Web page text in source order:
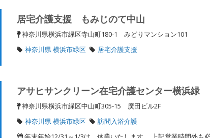
居宅介護支援 もみじのて中山
神奈川県横浜市緑区寺山町180-1 みどりマンション101
神奈川県 横浜市緑区
居宅介護支援
アサヒサンクリーン在宅介護センター横浜緑
神奈川県横浜市緑区中山町305-15 廣田ビル2F
神奈川県 横浜市緑区
訪問入浴介護